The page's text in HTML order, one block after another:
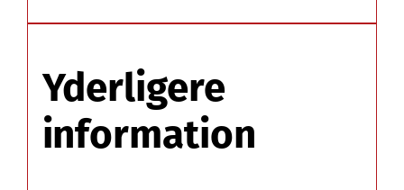
Yderligere
information